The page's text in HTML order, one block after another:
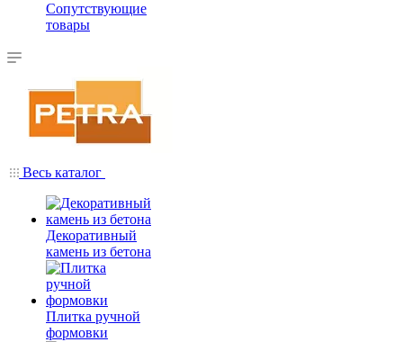
Сопутствующие
товары
Весь каталог
Декоративный
камень из бетона
Плитка ручной
формовки